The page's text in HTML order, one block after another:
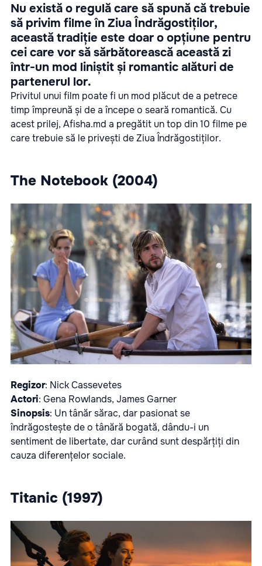
Nu există o regulă care să spună că trebuie
să privim filme în Ziua Îndrăgostiților,
această tradiție este doar o opțiune pentru
cei care vor să sărbătorească această zi
într-un mod liniștit și romantic alături de
partenerul lor.
Privitul unui film poate fi un mod plăcut de a petrece
timp împreună și de a începe o seară romantică. Cu
acest prilej, Afisha.md a pregătit un top din 10 filme pe
care trebuie să le privești de Ziua Îndrăgostiților.
The Notebook (2004)
Regizor: Nick Cassevetes
Actori: Gena Rowlands, James Garner
Sinopsis: Un tânăr sărac, dar pasionat se
îndrăgostește de o tânără bogată, dându-i un
sentiment de libertate, dar curând sunt despărțiți din
cauza diferențelor sociale.
Titanic (1997)